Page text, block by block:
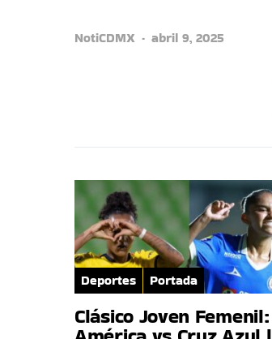
NotiCDMX abril 9, 2025
Deportes Portada
Clásico Joven Femenil: